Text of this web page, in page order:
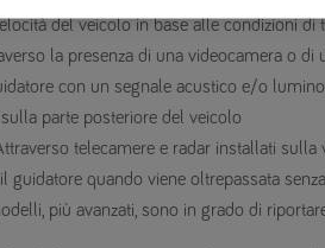
del veicolo in base alle condizioni di
la presenza di una videocamera o di
con un segnale acustico e/o
parte posteriore del veicolo
telecamere e radar installati sulla
guidatore quando viene oltrepassata
più avanzati, sono in grado di